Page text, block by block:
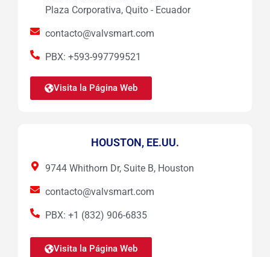
Plaza Corporativa, Quito - Ecuador
contacto@valvsmart.com
PBX: +593-997799521
Visita la Página Web
HOUSTON, EE.UU.
9744 Whithorn Dr, Suite B, Houston
contacto@valvsmart.com
PBX: +1 (832) 906-6835
Visita la Página Web